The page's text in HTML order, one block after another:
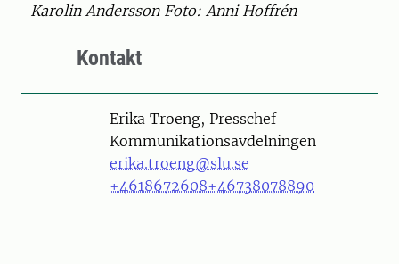
Karolin Andersson Foto: Anni Hoffrén
Kontakt
PersonErika Troeng, Presschef
Kommunikationsavdelningen
erika.troeng@slu.se
+4618672608+46738078890